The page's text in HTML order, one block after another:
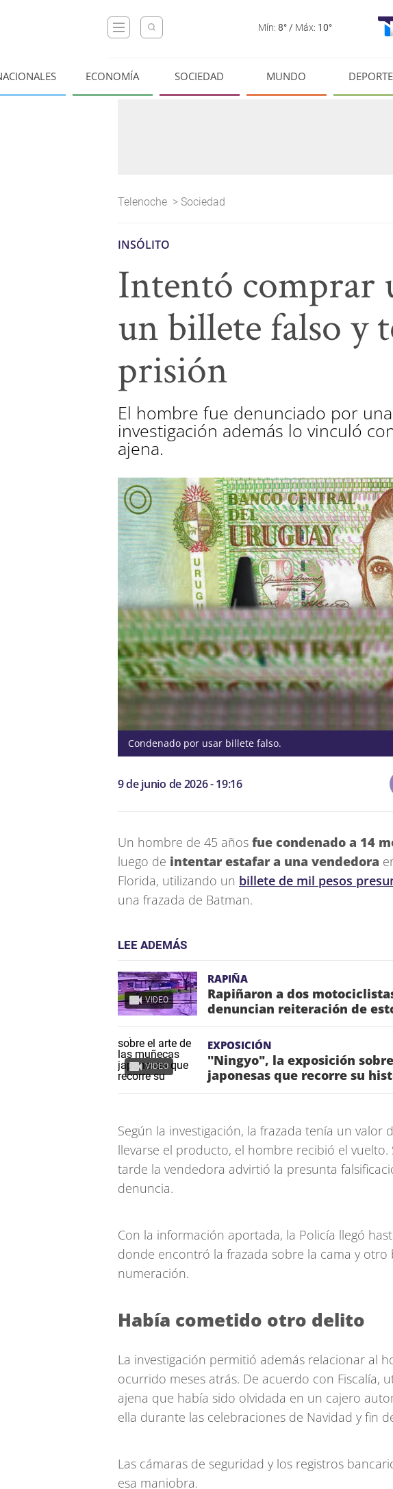
Mín: 8° / Máx: 10°
ECONOMÍA SOCIEDAD MUNDO
Telenoche > Sociedad
INSÓLITO
Intentó comprar
un billete falso y
prisión
El hombre fue denunciado por
investigación además lo vinculó
ajena.
Condenado por usar billete falso.
9 de junio de 2026 - 19:16
Un hombre de 45 años fue condenado a 14
luego de intentar estafar a una vendedora
Florida, utilizando un billete de mil pesos
una frazada de Batman.
LEE ADEMÁS
VIDEO
RAPIÑA
Rapiñaron a dos
denuncian reiteración de
VIDEO
EXPOSICIÓN
"Ningyo", la exposición
japonesas que recorre su
Según la investigación, la frazada tenía un valor
llevarse el producto, el hombre recibió el
tarde la vendedora advirtió la presunta
denuncia.
Con la información aportada, la Policía llegó
donde encontró la frazada sobre la cama y otro
numeración.
Había cometido otro delito
La investigación permitió además relacionar al
ocurrido meses atrás. De acuerdo con Fiscalía,
ajena que había sido olvidada en un cajero
ella durante las celebraciones de Navidad y fin
Las cámaras de seguridad y los registros
esa maniobra.